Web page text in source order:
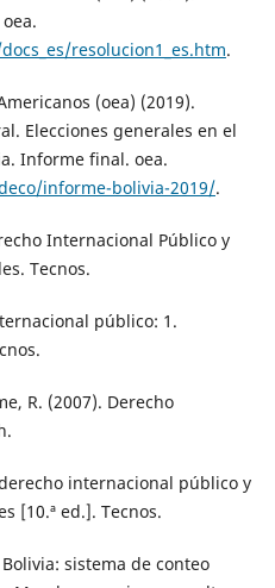
resolucion1_es.htm.
(oea) (2019).
Elecciones generales en el
Informe final. oea.
informe-bolivia-2019/.
Internacional Público y
Tecnos.
público: 1.
R. (2007). Derecho
internacional público y
[10.ª ed.]. Tecnos.
sistema de conteo